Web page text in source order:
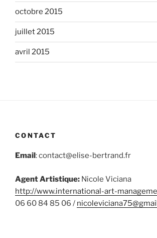
octobre 2015
juillet 2015
avril 2015
CONTACT
Email: contact@elise-bertrand.fr
Agent Artistique: Nicole Viciana
http://www.international-art-
06 60 84 85 06 /